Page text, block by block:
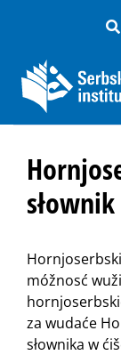
móžnosć
za wudaće
słownika w